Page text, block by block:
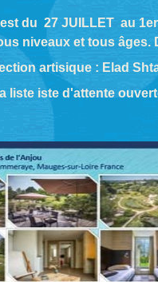
du 27 JUILLET au
niveaux et tous âges.
artisique : Elad
liste iste d'attente